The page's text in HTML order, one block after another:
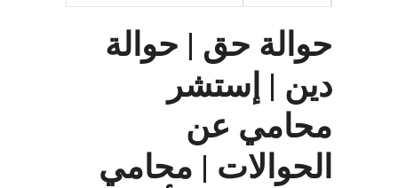
حوالة حق | حوالة
دين | إستشر
محامي عن
الحوالات | محامي